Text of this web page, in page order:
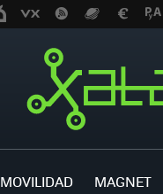
MOVILIDAD MAGNET